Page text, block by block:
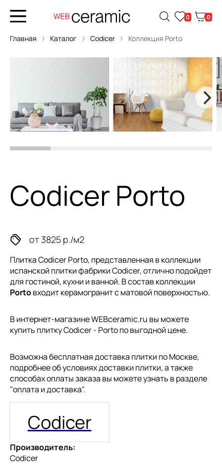
0 0
Главная Каталог Codicer Коллекция Porto
Codicer Porto
от 3825 р./м2
Плитка Codicer Porto, представленная в коллекции
испанской плиткифабрики Codicer, отлично подойдет
для гостиной, кухни и ванной. В состав коллекции
Portoвходит керамогранит с матовой поверхностью.
В интернет-магазине WEBceramic.ru вы можете
купить плитку Codicer - Porto по выгодной цене.
Возможна бесплатная доставка плитки по Москве,
подробнее об условиях доставки плитки, а также
способах оплаты заказа вы можете узнать в разделе
"оплата и доставка".
Codicer
Производитель:
Codicer